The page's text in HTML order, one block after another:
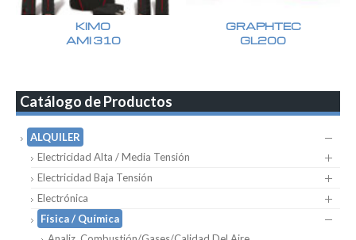
KIMO
AMI 310
GRAPHTEC
GL200
Catálogo de Productos
ALQUILER
Electricidad Alta / Media Tensión
Electricidad Baja Tensión
Electrónica
Física / Química